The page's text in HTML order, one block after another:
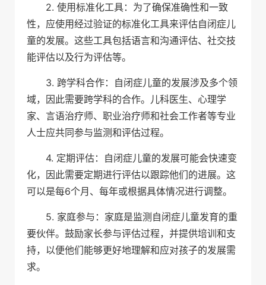
2. 使用标准化工具：为了确保准确性和一致
性，应使用经过验证的标准化工具来评估自闭症儿
童的发展。这些工具包括语言和沟通评估、社交技
能评估以及行为评估等。
3. 跨学科合作：自闭症儿童的发展涉及多个领
域，因此需要跨学科的合作。儿科医生、心理学
家、言语治疗师、职业治疗师和社会工作者等专业
人士应共同参与监测和评估过程。
4. 定期评估：自闭症儿童的发展可能会快速变
化，因此需要定期进行评估以跟踪他们的进展。这
可以是每6个月、每年或根据具体情况进行调整。
5. 家庭参与：家庭是监测自闭症儿童发育的重
要伙伴。鼓励家长参与评估过程，并提供培训和支
持，以便他们能够更好地理解和应对孩子的发展需
求。